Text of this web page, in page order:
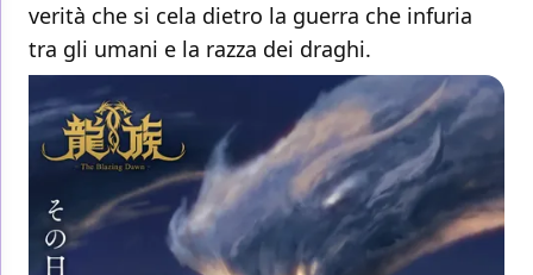
verità che si cela dietro la guerra che infuria
tra gli umani e la razza dei draghi.